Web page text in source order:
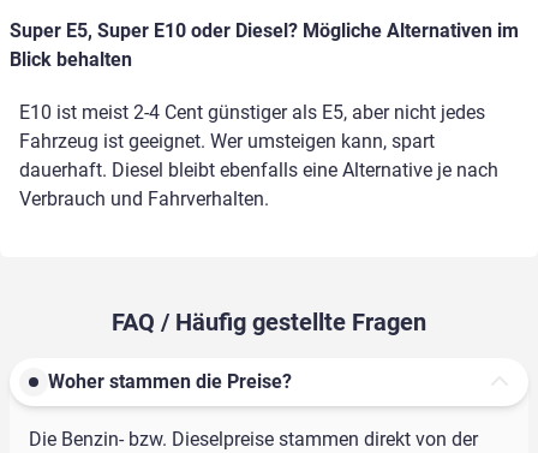
Super E5, Super E10 oder Diesel? Mögliche Alternativen im
Blick behalten
E10 ist meist 2-4 Cent günstiger als E5, aber nicht jedes
Fahrzeug ist geeignet. Wer umsteigen kann, spart
dauerhaft. Diesel bleibt ebenfalls eine Alternative je nach
Verbrauch und Fahrverhalten.
FAQ / Häufig gestellte Fragen
Woher stammen die Preise?
Die Benzin- bzw. Dieselpreise stammen direkt von der